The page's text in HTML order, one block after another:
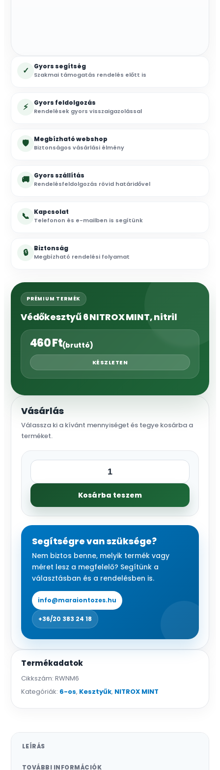
✓ Gyors segítség
Szakmai támogatás rendelés előtt is
⚡ Gyors feldolgozás
Rendelések gyors visszaigazolással
🛡 Megbízható webshop
Biztonságos vásárlási élmény
🚚 Gyors szállítás
Rendelésfeldolgozás rövid határidővel
📞 Kapcsolat
Telefonon és e-mailben is segítünk
🔒 Biztonság
Megbízható rendelési folyamat
PRÉMIUM TERMÉK
Védőkesztyű 6 NITROX MINT, nitril
460Ft(bruttó)
KÉSZLETEN
Vásárlás
Válassza ki a kívánt mennyiséget és tegye kosárba a
terméket.
Védőkesztyű
6
NITROX
nitril
mennyiség
Kosárba teszem
Segítségre van szüksége?
Nem biztos benne, melyik termék vagy
méret lesz a megfelelő? Segítünk a
választásban és a rendelésben is.
info@maraiontozes.hu
+36/20 383 24 18
Termékadatok
Cikkszám: RWNM6
Kategóriák: 6-os, Kesztyűk, NITROX MINT
LEÍRÁS
TOVÁBBI INFORMÁCIÓK